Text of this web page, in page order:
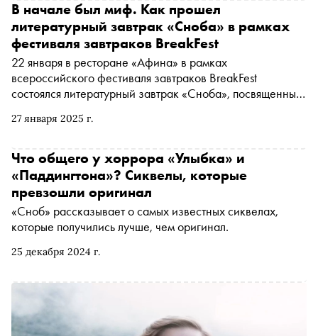
27 января 2025 г.
В начале был миф. Как прошел
литературный завтрак «Сноба» в рамках
фестиваля завтраков BreakFest
22 января в ресторане «Афина» в рамках
всероссийского фестиваля завтраков BreakFest
состоялся литературный завтрак «Сноба», посвященный
спикерами обсудили, почему люди до сих пор верят в
25 декабря 2024 г.
Что общего у хоррора «Улыбка» и
«Паддингтона»? Сиквелы, которые
превзошли оригинал
«Сноб» рассказывает о самых известных сиквелах,
которые получились лучше, чем оригинал.